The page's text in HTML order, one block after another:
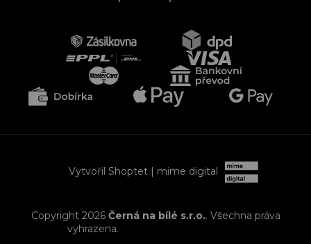
Vytvořil Shoptet | mime digital
Copyright 2026 Černá na bílé s.r.o.. Všechna práva
vyhrazena.